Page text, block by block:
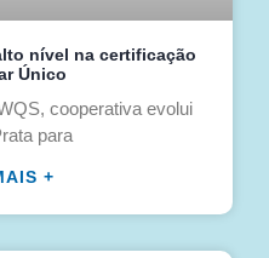
nível na certificação
Único
cooperativa evolui
para
+